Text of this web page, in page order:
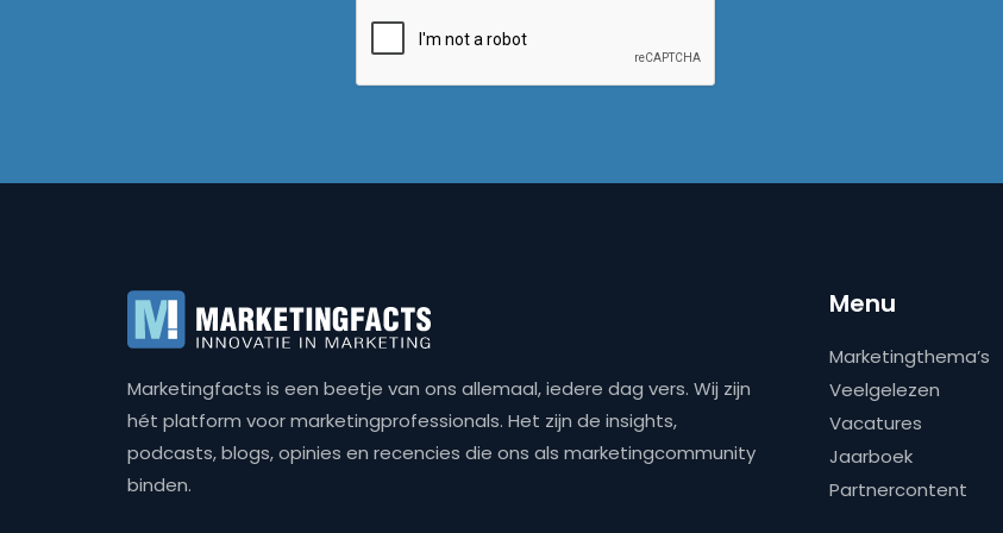
Marketingfacts is een beetje van ons allemaal, iedere dag vers. Wij zijn
hét platform voor marketingprofessionals. Het zijn de insights,
podcasts, blogs, opinies en recencies die ons als marketingcommunity
binden.
Menu
Marketingthema’s
Veelgelezen
Vacatures
Jaarboek
Partnercontent